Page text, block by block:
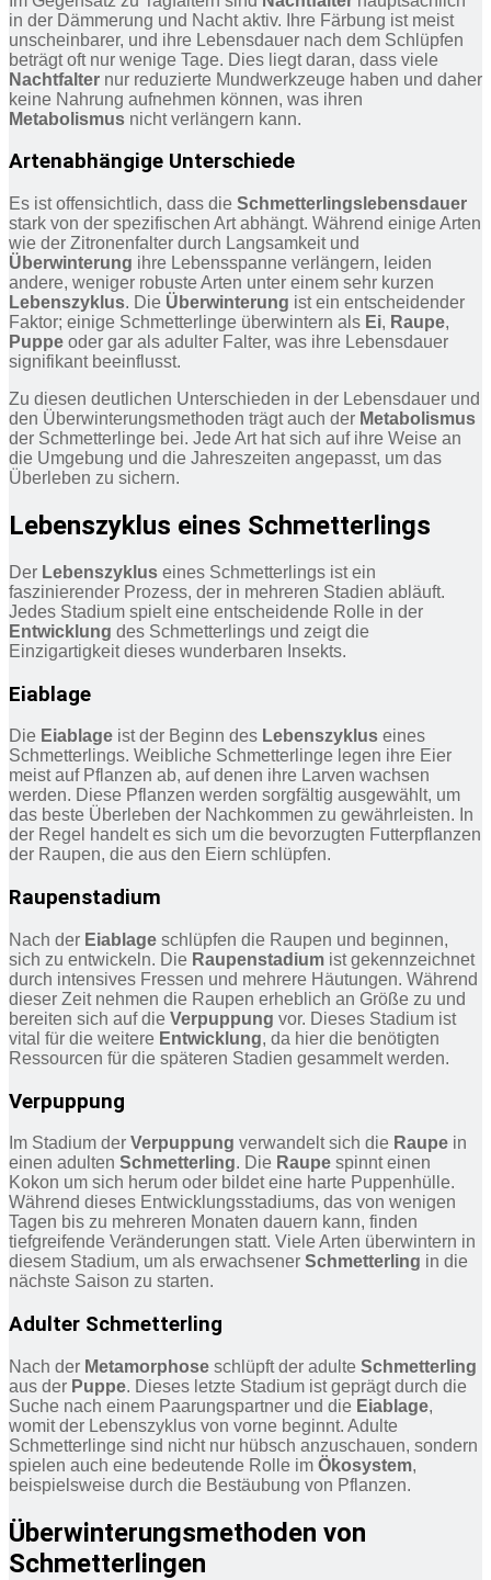
in der Dämmerung und Nacht aktiv. Ihre Färbung ist meist
unscheinbarer, und ihre Lebensdauer nach dem Schlüpfen
beträgt oft nur wenige Tage. Dies liegt daran, dass viele
Nachtfalter nur reduzierte Mundwerkzeuge haben und daher
keine Nahrung aufnehmen können, was ihren
Metabolismus nicht verlängern kann.
Artenabhängige Unterschiede
Es ist offensichtlich, dass die Schmetterlingslebensdauer
stark von der spezifischen Art abhängt. Während einige Arten
wie der Zitronenfalter durch Langsamkeit und
Überwinterung ihre Lebensspanne verlängern, leiden
andere, weniger robuste Arten unter einem sehr kurzen
Lebenszyklus. Die Überwinterung ist ein entscheidender
Faktor; einige Schmetterlinge überwintern als Ei, Raupe,
Puppe oder gar als adulter Falter, was ihre Lebensdauer
signifikant beeinflusst.
Zu diesen deutlichen Unterschieden in der Lebensdauer und
den Überwinterungsmethoden trägt auch der Metabolismus
der Schmetterlinge bei. Jede Art hat sich auf ihre Weise an
die Umgebung und die Jahreszeiten angepasst, um das
Überleben zu sichern.
Lebenszyklus eines Schmetterlings
Der Lebenszyklus eines Schmetterlings ist ein
faszinierender Prozess, der in mehreren Stadien abläuft.
Jedes Stadium spielt eine entscheidende Rolle in der
Entwicklung des Schmetterlings und zeigt die
Einzigartigkeit dieses wunderbaren Insekts.
Eiablage
Die Eiablage ist der Beginn des Lebenszyklus eines
Schmetterlings. Weibliche Schmetterlinge legen ihre Eier
meist auf Pflanzen ab, auf denen ihre Larven wachsen
werden. Diese Pflanzen werden sorgfältig ausgewählt, um
das beste Überleben der Nachkommen zu gewährleisten. In
der Regel handelt es sich um die bevorzugten Futterpflanzen
der Raupen, die aus den Eiern schlüpfen.
Raupenstadium
Nach der Eiablage schlüpfen die Raupen und beginnen,
sich zu entwickeln. Die Raupenstadium ist gekennzeichnet
durch intensives Fressen und mehrere Häutungen. Während
dieser Zeit nehmen die Raupen erheblich an Größe zu und
bereiten sich auf die Verpuppung vor. Dieses Stadium ist
vital für die weitere Entwicklung, da hier die benötigten
Ressourcen für die späteren Stadien gesammelt werden.
Verpuppung
Im Stadium der Verpuppung verwandelt sich die Raupe in
einen adulten Schmetterling. Die Raupe spinnt einen
Kokon um sich herum oder bildet eine harte Puppenhülle.
Während dieses Entwicklungsstadiums, das von wenigen
Tagen bis zu mehreren Monaten dauern kann, finden
tiefgreifende Veränderungen statt. Viele Arten überwintern in
diesem Stadium, um als erwachsener Schmetterling in die
nächste Saison zu starten.
Adulter Schmetterling
Nach der Metamorphose schlüpft der adulte Schmetterling
aus der Puppe. Dieses letzte Stadium ist geprägt durch die
Suche nach einem Paarungspartner und die Eiablage,
womit der Lebenszyklus von vorne beginnt. Adulte
Schmetterlinge sind nicht nur hübsch anzuschauen, sondern
spielen auch eine bedeutende Rolle im Ökosystem,
beispielsweise durch die Bestäubung von Pflanzen.
Überwinterungsmethoden von
Schmetterlingen